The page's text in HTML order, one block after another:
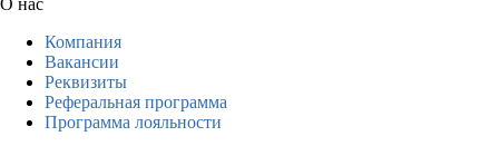
Компания
Вакансии
Реквизиты
Реферальная программа
Программа лояльности